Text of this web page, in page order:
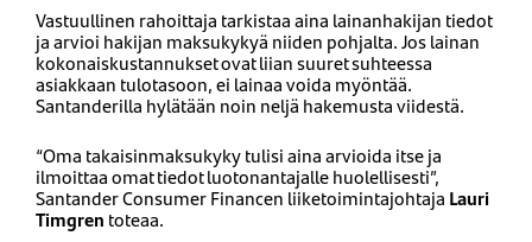
Vastuullinen rahoittaja tarkistaa aina lainanhakijan tiedot
ja arvioi hakijan maksukykyä niiden pohjalta.Jos lainan
kokonaiskustannukset ovat liian suuret suhteessa
asiakkaan tulotasoon, ei lainaa voida myöntää.
Santanderilla hylätään noin neljä hakemusta viidestä.
“Oma takaisinmaksukyky tulisi aina arvioida itse ja
ilmoittaa omat tiedot luotonantajalle huolellisesti”,
Santander Consumer Financen liiketoimintajohtaja Lauri
Timgren toteaa.